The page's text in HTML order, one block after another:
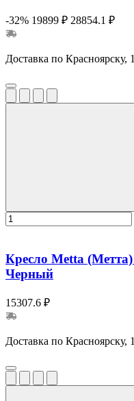
-32% 19899 ₽ 28854.1 ₽
Доставка по Красноярску,
Кресло Metta
Черный
15307.6 ₽
Доставка по Красноярску,